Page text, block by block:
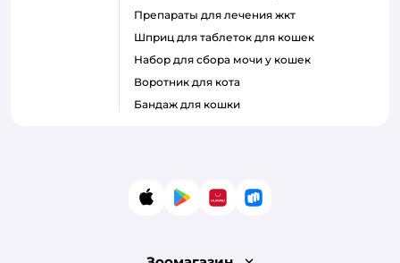
препараты для лечения жкт
шприц для таблеток для кошек
набор для сбора мочи у кошек
воротник для кота
бандаж для кошки
App StoreGoogle Play
AppGallery
RuStore